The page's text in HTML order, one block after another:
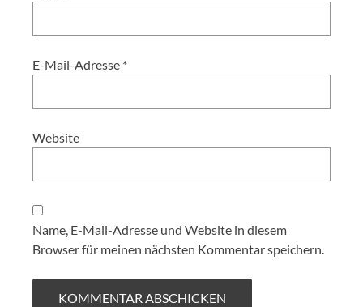
E-Mail-Adresse *
Website
Name, E-Mail-Adresse und Website in diesem
Browser für meinen nächsten Kommentar speichern.